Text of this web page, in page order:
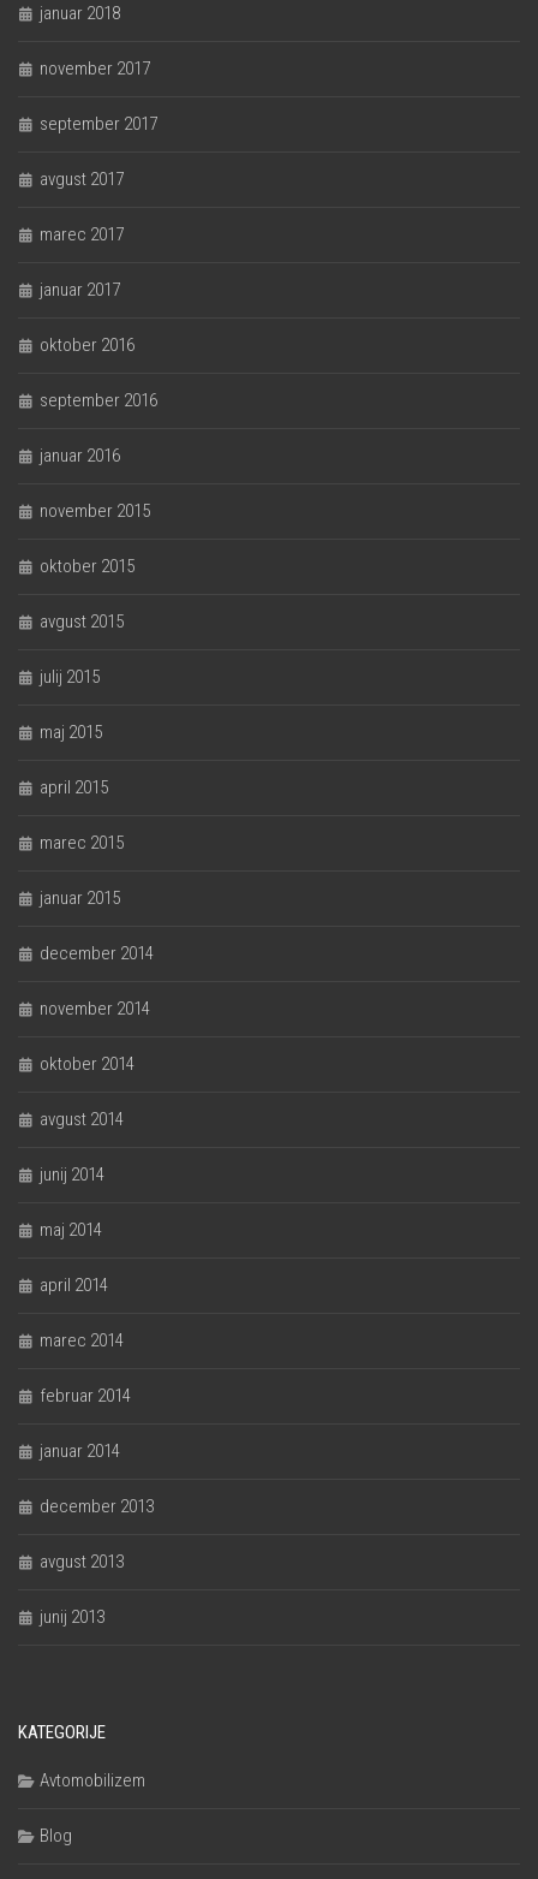
januar 2018
november 2017
september 2017
avgust 2017
marec 2017
januar 2017
oktober 2016
september 2016
januar 2016
november 2015
oktober 2015
avgust 2015
julij 2015
maj 2015
april 2015
marec 2015
januar 2015
december 2014
november 2014
oktober 2014
avgust 2014
junij 2014
maj 2014
april 2014
marec 2014
februar 2014
januar 2014
december 2013
avgust 2013
junij 2013
KATEGORIJE
Avtomobilizem
Blog